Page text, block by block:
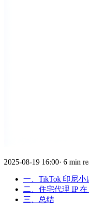
2025-08-19 16:00· 6 min
一、TikTok 印尼小
二、住宅代理 IP
三、总结